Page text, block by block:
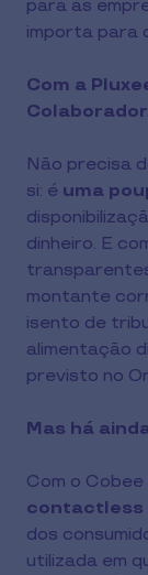
para as
importa para
Com a
Não precisa
si: é uma
dinheiro. E
montante
isento de
alimentação
previsto no
Mas há
Com o
contactless
dos
utilizada em